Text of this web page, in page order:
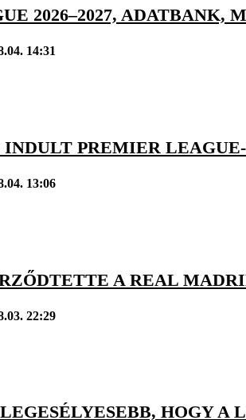
2026–2027, ADATBANK,
14:31
INDULT PREMIER
13:06
A REAL
22:29
HOGY A